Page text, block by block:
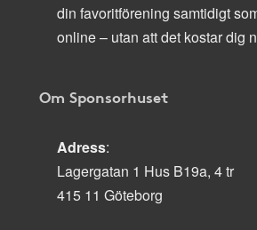
din favoritförening samtidigt
online – utan att det kostar dig
Om Sponsorhuset
Adress:
Lagergatan 1 Hus B19a, 4 tr
415 11 Göteborg